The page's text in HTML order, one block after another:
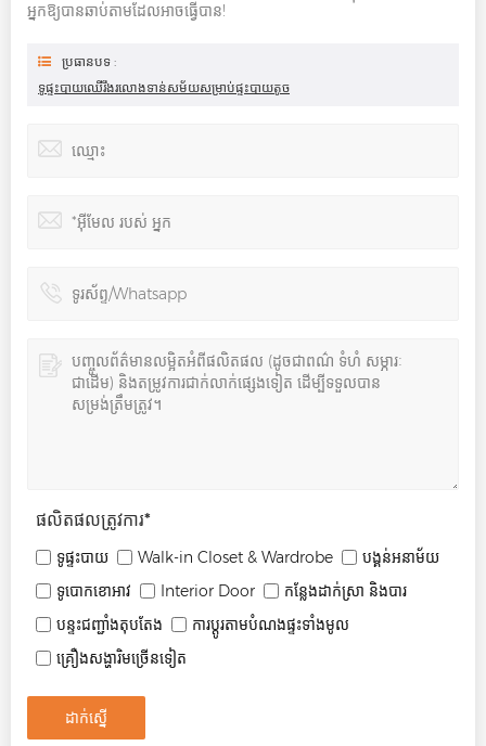
អ្នកឱ្យបានឆាប់តាមដែលអាចធ្វើបាន!
ប្រធានបទ :
ទូផ្ទះបាយឈើរឹងរលោងទាន់សម័យសម្រាប់ផ្ទះបាយតូច
ផលិតផលត្រូវការ*
ទូផ្ទះបាយ Walk-in Closet & Wardrobe
បង្គន់អនាម័យ
ទូបោកខោអាវ
Interior Door
កន្លែងដាក់ស្រា និងបារ
បន្ទះជញ្ជាំងតុបតែង
ការប្ដូរតាមបំណងផ្ទះទាំងមូល
គ្រឿងសង្ហារិមច្រើនទៀត
ដាក់ស្នើ